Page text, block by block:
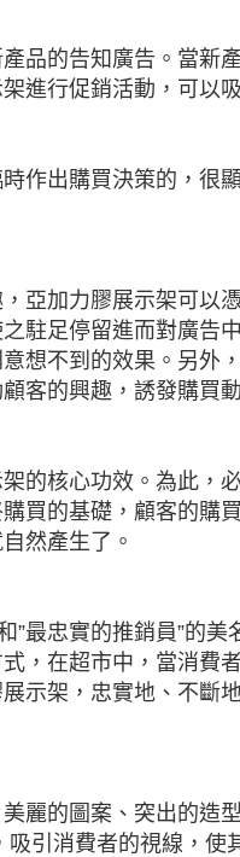
品的告知廣告。當新
進行促銷活動，可以
作出購買決策的，很
亞加力膠展示架可以
駐足停留進而對廣告
想不到的效果。另外
客的興趣，誘發購買
的核心功效。為此，
買的基礎，顧客的購
然產生了。
”最忠實的推銷員”的
，在超市中，當消費
示架，忠實地、不斷
麗的圖案、突出的造
引消費者的視線，使